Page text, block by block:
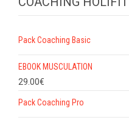
Pack Coaching Basic
EBOOK MUSCULATION
29.00€
Pack Coaching Pro